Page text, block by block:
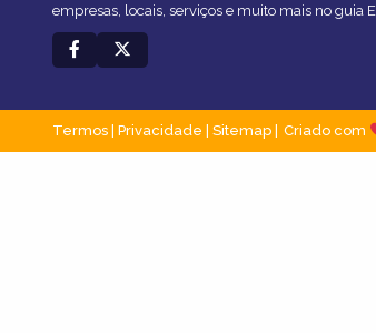
empresas, locais, serviços e muito mais no guia
Termos Privacidade Sitemap Criado com